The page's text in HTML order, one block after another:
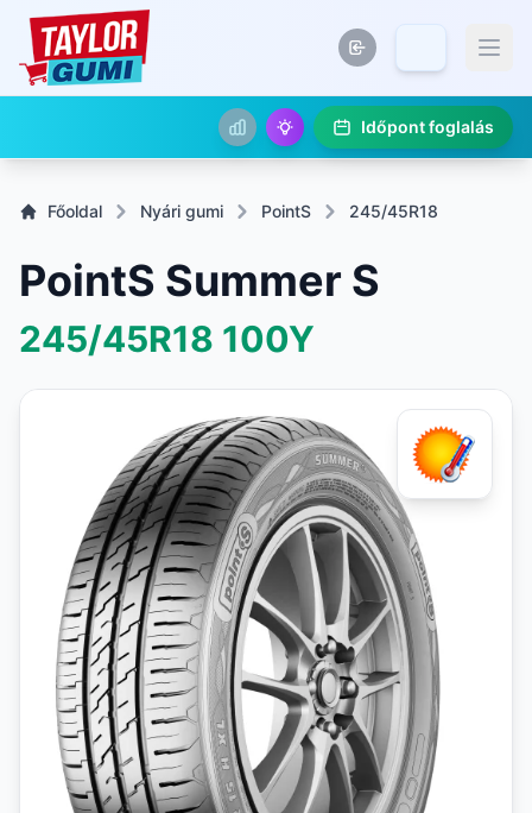
Időpont foglalás
Főoldal Nyári gumi PointS 245/45R18
PointS Summer S
245/45R18 100Y